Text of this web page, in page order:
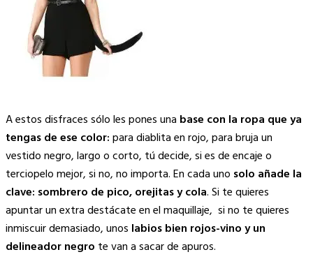
A estos disfraces sólo les pones una base con la ropa que ya
tengas de ese color:para diablita en rojo, para bruja un
vestido negro, largo o corto, tú decide, si es de encaje o
terciopelo mejor, si no, no importa. En cada uno solo añade la
clave: sombrero de pico, orejitas y cola. Si te quieres
apuntar un extra destácate en el maquillaje, si no te quieres
inmiscuir demasiado, unos labios bien rojos-vino y un
delineador negro te van a sacar de apuros.